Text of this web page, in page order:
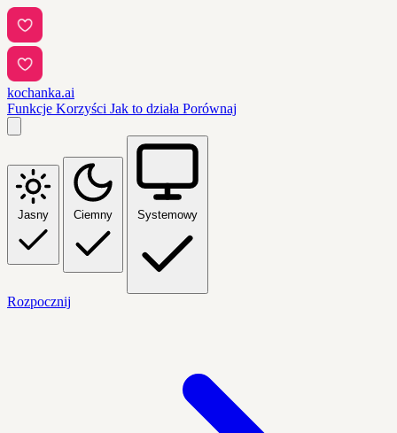
kochanka.ai
Funkcje Korzyści Jak to działa Porównaj
Jasny Ciemny Systemowy
Rozpocznij